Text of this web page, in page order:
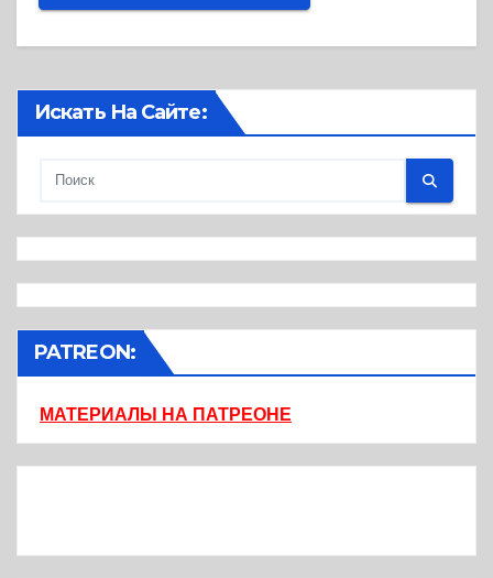
Искать На Сайте:
PATREON:
МАТЕРИАЛЫ НА ПАТРЕОНЕ